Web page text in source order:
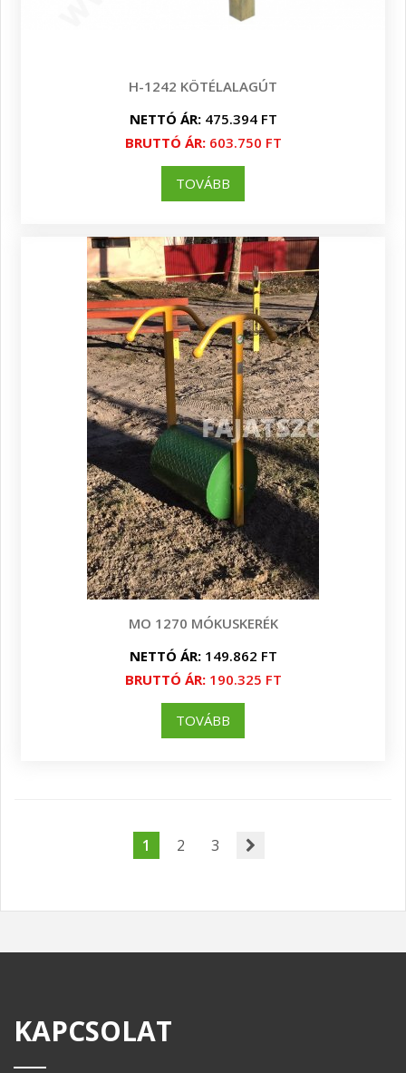
H-1242 KÖTÉLALAGÚT
NETTÓ ÁR:475.394 FT
BRUTTÓ ÁR:603.750 FT
TOVÁBB
MO 1270 MÓKUSKERÉK
NETTÓ ÁR:149.862 FT
BRUTTÓ ÁR:190.325 FT
TOVÁBB
1 2 3
KAPCSOLAT